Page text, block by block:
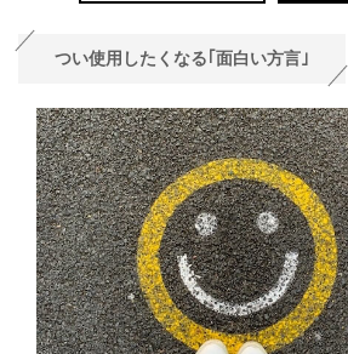
つい使用したくなる｢面白い方言｣